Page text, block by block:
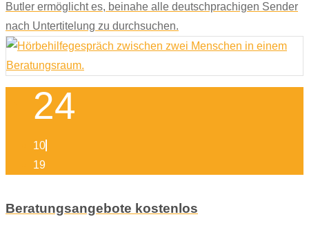
Butler ermöglicht es, beinahe alle deutschprachigen Sender
nach Untertitelung zu durchsuchen.
24
10
19
Beratungsangebote kostenlos